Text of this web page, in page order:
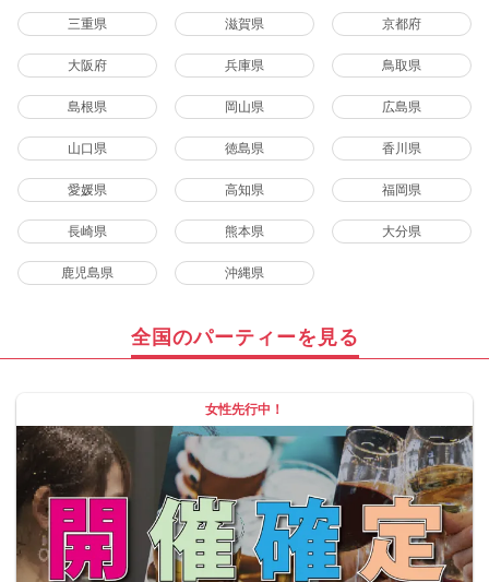
三重県 滋賀県 京都府
大阪府 兵庫県 鳥取県
島根県 岡山県 広島県
山口県 徳島県 香川県
愛媛県 高知県 福岡県
長崎県 熊本県 大分県
鹿児島県 沖縄県
全国のパーティーを見る
女性先行中！